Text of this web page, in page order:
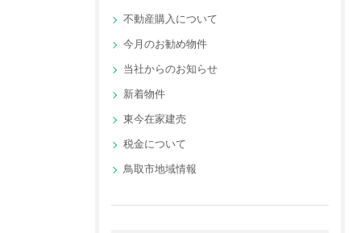
不動産購入について
今月のお勧め物件
当社からのお知らせ
新着物件
東今在家建売
税金について
鳥取市地域情報